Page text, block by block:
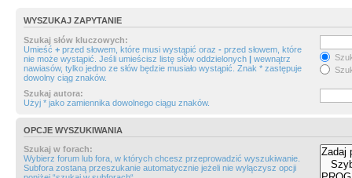
WYSZUKAJ ZAPYTANIE
Szukaj słów kluczowych:
Umieść + przed słowem, które musi wystąpić oraz - przed słowem, które
nie może wystąpić. Jeśli umieścisz listę słów oddzielonych | wewnątrz
nawiasów, tylko jedno ze słów będzie musiało wystąpić. Znak * zastępuje
dowolny ciąg znaków.
Szukaj autora:
Użyj * jako zamiennika dowolnego ciągu znaków.
OPCJE WYSZUKIWANIA
Szukaj w forach:
Wybierz forum lub fora, w których chcesz przeprowadzić wyszukiwanie.
Subfora zostaną przeszukanie automatycznie jeżeli nie wyłączysz opcji